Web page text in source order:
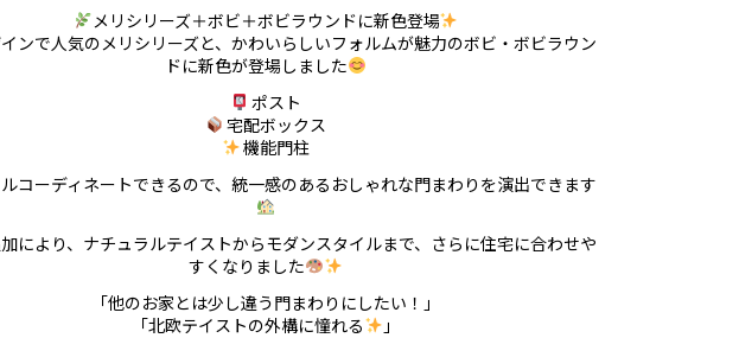
メリシリーズ＋ボビ＋ボビラウンドに新色登場
ンで人気のメリシリーズと、かわいらしいフォルムが魅力のボビ・ボビラウン
ドに新色が登場しました
ポスト
宅配ボックス
機能門柱
コーディネートできるので、統一感のあるおしゃれな門まわりを演出できます
により、ナチュラルテイストからモダンスタイルまで、さらに住宅に合わせや
すくなりました
「他のお家とは少し違う門まわりにしたい！」
「北欧テイストの外構に憧れる
」